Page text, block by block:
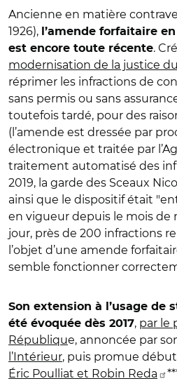
Ancienne en matière
1926), l’amende forfaitaire
est encore toute récente.
modernisation de la justice
réprimer les infractions de
sans permis ou sans
toutefois tardé, pour des
(l’amende est dressée par
électronique et traitée par
traitement automatisé des
2019, la garde des Sceaux
ainsi que le dispositif était
en vigueur depuis le mois de
jour, près de 200 infractions
l’objet d’une amende
semble fonctionner
Son extension à l’usage de
été évoquée dès 2017, par le
République, annoncée par
l’Intérieur, puis promue début
Éric Poulliat et Robin Reda